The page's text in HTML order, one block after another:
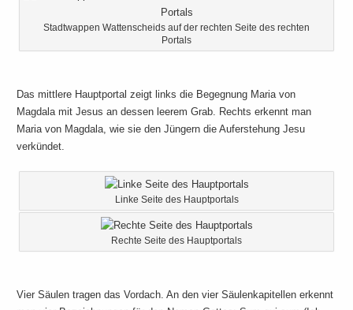
Stadtwappen Wattenscheids auf der rechten Seite des rechten
Portals
Das mittlere Hauptportal zeigt links die Begegnung Maria von
Magdala mit Jesus an dessen leerem Grab. Rechts erkennt man
Maria von Magdala, wie sie den Jüngern die Auferstehung Jesu
verkündet.
Linke Seite des Hauptportals
Rechte Seite des Hauptportals
Vier Säulen tragen das Vordach. An den vier Säulenkapitellen erkennt